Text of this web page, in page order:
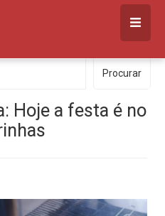
Procurar
Hoje a festa é no